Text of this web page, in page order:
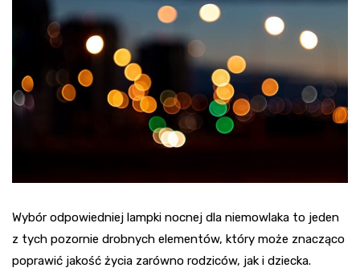
Wybór odpowiedniej lampki nocnej dla niemowlaka to jeden
z tych pozornie drobnych elementów, który może znacząco
poprawić jakość życia zarówno rodziców, jak i dziecka.